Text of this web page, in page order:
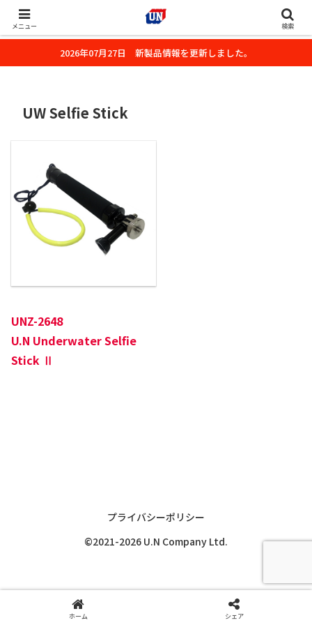
株式会社ユーエヌのオフィシャルホームページです。デジタルカメラ・カメ
ラ・水中撮影用の撮影アクセサリーのご紹介をいたします。
2026年07月27日 新製品情報を更新しました。
UW Selfie Stick
UNZ-2648
U.N Underwater Selfie
Stick Ⅱ
プライバシーポリシー
©2021-2026 U.N Company Ltd.
メニュー 検索
ホーム シェア